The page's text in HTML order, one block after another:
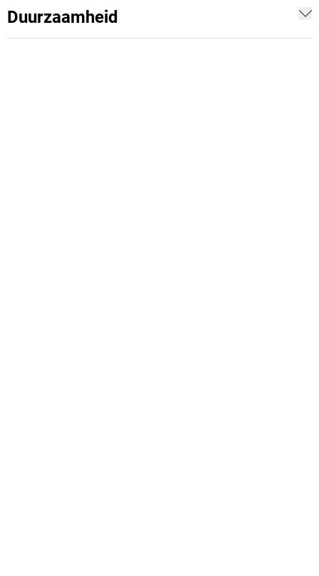
Duurzaamheid